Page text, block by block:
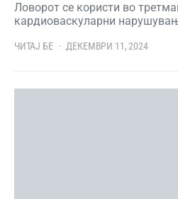
Ловорот се користи во
кардиоваскуларни
ЧИТАЈ БЕ ДЕКЕМВРИ 11, 2024